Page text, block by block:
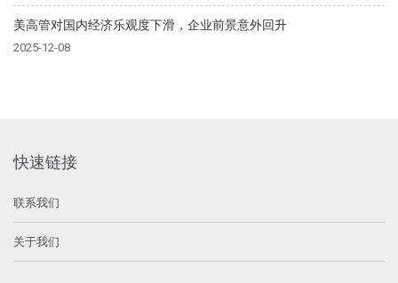
美高管对国内经济乐观度下滑，企业前景意外回升
2025-12-08
快速链接
联系我们
关于我们